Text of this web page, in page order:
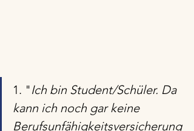
1. "Ich bin Student/Schüler. Da
kann ich noch gar keine
Berufsunfähigkeitsversicherung